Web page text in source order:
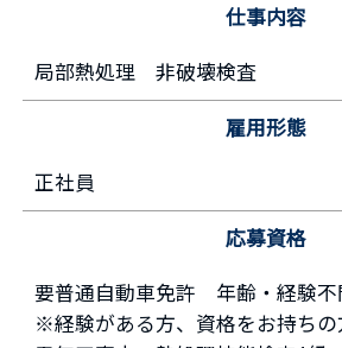
仕事内容
局部熱処理 非破壊検査
雇用形態
正社員
応募資格
要普通自動車免許 年齢・経験不
※経験がある方、資格をお持ち